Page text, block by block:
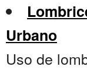
Urbano
Uso de